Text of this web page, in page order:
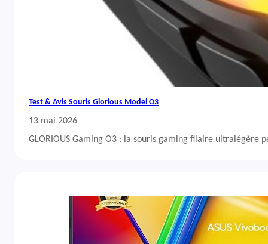
Test & Avis Souris Glorious Model O3
13 mai 2026
GLORIOUS Gaming O3 : la souris gaming filaire ultralégère